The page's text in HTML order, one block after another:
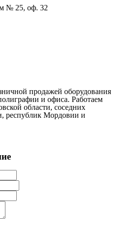
№ 25, оф. 32
продажей оборудования
и офиса. Работаем
области, соседних
республик Мордовии и